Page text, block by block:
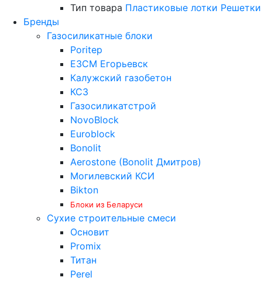
Тип товара Пластиковые лотки Решетки
Бренды
Газосиликатные блоки
Poritep
ЕЗСМ Егорьевск
Калужский газобетон
КСЗ
Газосиликатстрой
NovoBlock
Euroblock
Bonolit
Aerostone (Bonolit Дмитров)
Могилевский КСИ
Bikton
Блоки из Беларуси
Сухие строительные смеси
Основит
Promix
Титан
Perel